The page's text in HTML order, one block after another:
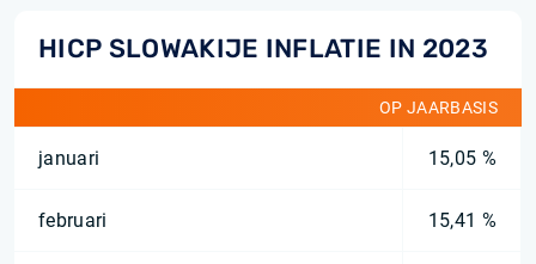
HICP SLOWAKIJE INFLATIE IN 2023
OP JAARBASIS
januari 15,05 %
februari 15,41 %